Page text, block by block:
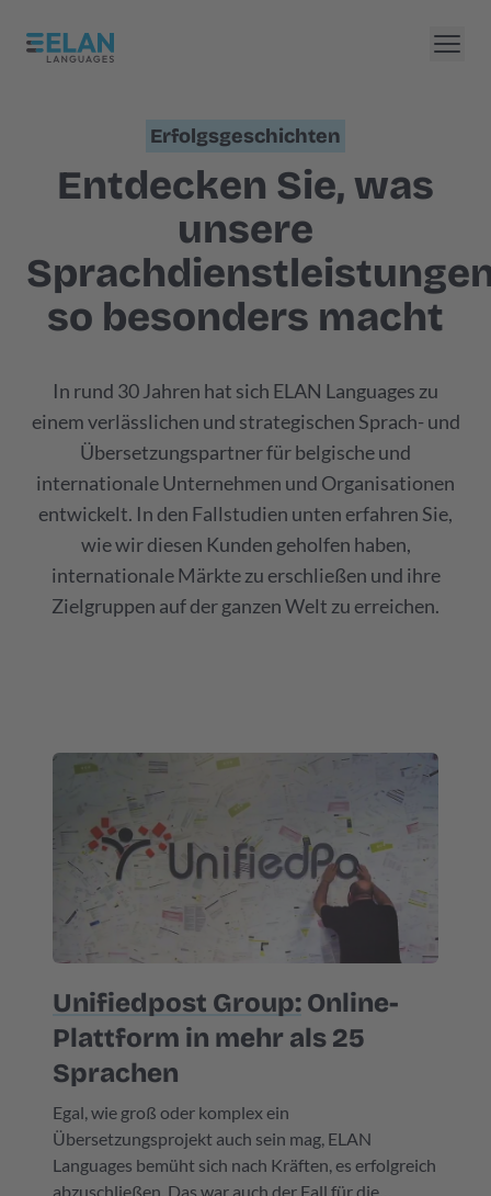
Erfolgsgeschichten
Entdecken Sie, was
unsere
so besonders macht
In rund 30 Jahren hat sich ELAN Languages zu
einem verlässlichen und strategischen Sprach- und
Übersetzungspartner für belgische und
internationale Unternehmen und Organisationen
entwickelt. In den Fallstudien unten erfahren Sie,
wie wir diesen Kunden geholfen haben,
internationale Märkte zu erschließen und ihre
Zielgruppen auf der ganzen Welt zu erreichen.
Unifiedpost Group: Online-
Plattform in mehr als 25
Sprachen
Egal, wie groß oder komplex ein
Übersetzungsprojekt auch sein mag, ELAN
Languages bemüht sich nach Kräften, es erfolgreich
abzuschließen. Das war auch der Fall für die